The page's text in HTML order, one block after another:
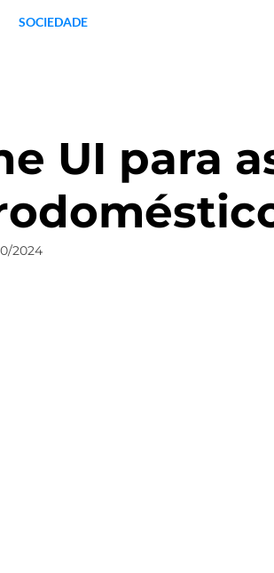
SOCIEDADE
UI para
2024